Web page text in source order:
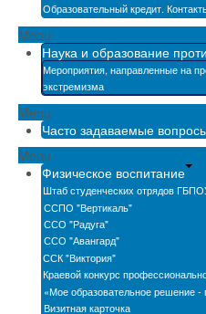
Образовательный кредит.
Menu
Наука и образование
Мероприятия, направленные на
экстремизма
Menu
Часто задаваемые
Menu
Физическое воспитание
Штаб студенческих отрядов
ССПО "Вертикаль"
ССО "Радуга"
ССО "Авангард"
ССК "Виктория"
Краевой конкурс
«Мое образовательное решение
Визитная карточка